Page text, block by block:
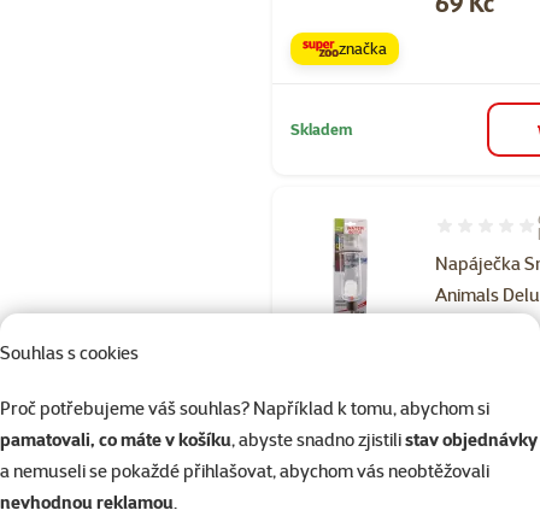
Souhlas s cookies
Proč potřebujeme váš souhlas? Například k tomu, abychom si
pamatovali, co máte v košíku, abyste snadno zjistilistav objednávky
a nemuseli se pokaždé přihlašovat, abychom vás neobtěžovali
nevhodnou reklamou.
značka
Skladem
Napáječka
Animals
Hodnocení
family
179 Kč
značka